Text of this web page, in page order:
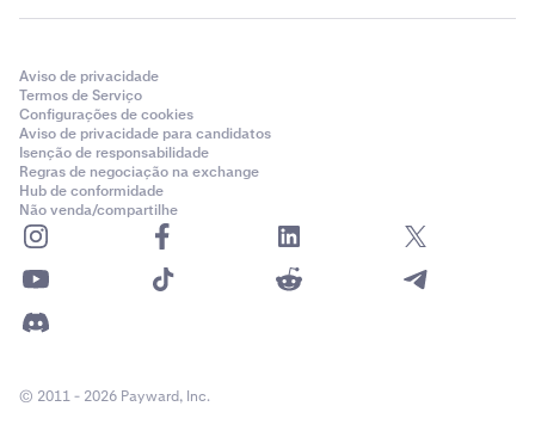
Aviso de privacidade
Termos de Serviço
Configurações de cookies
Aviso de privacidade para candidatos
Isenção de responsabilidade
Regras de negociação na exchange
Hub de conformidade
Não venda/compartilhe
© 2011 - 2026 Payward, Inc.